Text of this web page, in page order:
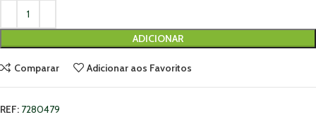
ADICIONAR
Comparar Adicionar aos Favoritos
REF: 7280479